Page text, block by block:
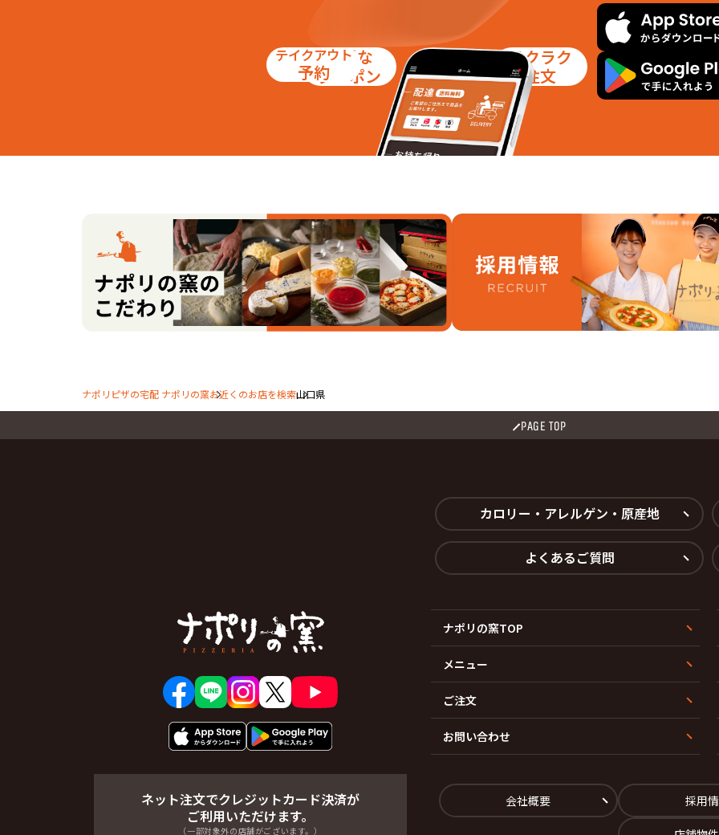
お得な
クーポン
テイクアウト
予約
ラクラク
注文
ナポリピザの宅配 ナポリの窯お近くのお店を検索山口県
PAGE TOP
ネット注文でクレジットカード決済が
ご利用いただけます。
（一部対象外の店舗がございます。）
カロリー・アレルゲン・原産地
よくあるご質問
ナポリの窯TOP
メニュー
ご注文
お問い合わせ
会社概要 採用